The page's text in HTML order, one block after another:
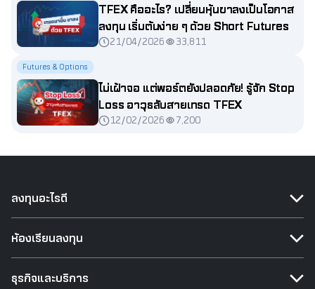
TFEX คืออะไร? เปลี่ยนหุ้นขาลงเป็นโอกาส
ลงทุน เริ่มต้นง่าย ๆ ด้วย Short Futures
21/04/2026 33,811
Futures & Options
ไม่เฝ้าจอ แต่พอร์ตยังปลอดภัย! รู้จัก Stop
Loss อาวุธลับสายเทรด TFEX
12/02/2026 7,200
ลงทุนอะไรดี
ห้องเรียนลงทุน
ธุรกิจและบริการ